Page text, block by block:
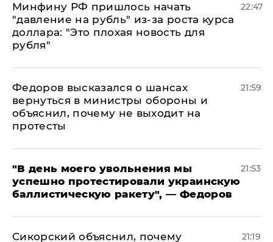
Минфину РФ пришлось начать
"давление на рубль" из-за роста курса
доллара: "Это плохая новость для
рубля"
22:47
Федоров высказался о шансах
вернуться в министры обороны и
объяснил, почему не выходит на
протесты
21:59
​"В день моего увольнения мы
успешно протестировали украинскую
баллистическую ракету", — Федоров
21:53
Сикорский объяснил, почему 21:19